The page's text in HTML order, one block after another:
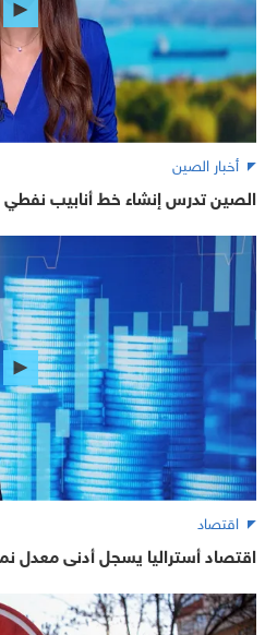
أخبار الصين
الصين تدرس إنشاء خط أنابيب
اقتصاد
اقتصاد أستراليا يسجل أدنى معدل